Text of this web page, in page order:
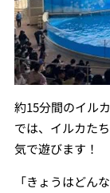
約15分間のイル
では、イルカた
気で遊びます！
「きょうはどん